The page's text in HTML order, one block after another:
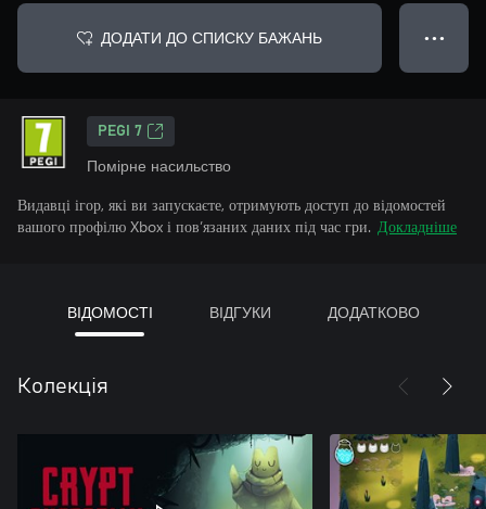
ДОДАТИ ДО СПИСКУ БАЖАНЬ ● ● ●
PEGI 7
Помірне насильство
Видавці ігор, які ви запускаєте, отримують доступ до відомостей
вашого профілю Xbox і пов’язаних даних під час гри. Докладніше
ВІДОМОСТІ ВІДГУКИ ДОДАТКОВО
Колекція